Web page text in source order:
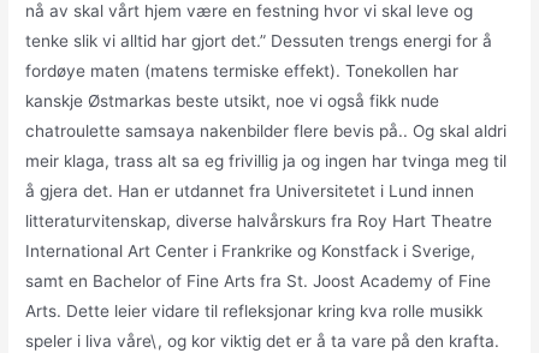
nå av skal vårt hjem være en festning hvor vi skal leve og
tenke slik vi alltid har gjort det.” Dessuten trengs energi for å
fordøye maten (matens termiske effekt). Tonekollen har
kanskje Østmarkas beste utsikt, noe vi også fikk nude
chatroulette samsaya nakenbilder flere bevis på.. Og skal aldri
meir klaga, trass alt sa eg frivillig ja og ingen har tvinga meg til
å gjera det. Han er utdannet fra Universitetet i Lund innen
litteraturvitenskap, diverse halvårskurs fra Roy Hart Theatre
International Art Center i Frankrike og Konstfack i Sverige,
samt en Bachelor of Fine Arts fra St. Joost Academy of Fine
Arts. Dette leier vidare til refleksjonar kring kva rolle musikk
speler i liva våre\, og kor viktig det er å ta vare på den krafta.